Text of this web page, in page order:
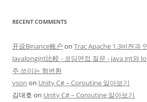
RECENT COMMENTS
开设Binance账户 on Trac Apache 1.3버젼과
Javalongint比較 - 코딩면접 질문 - java int와
주 쓰이는 형변환
yson on Unity C# – Coroutine 알아보기
김대호 on Unity C# – Coroutine 알아보기